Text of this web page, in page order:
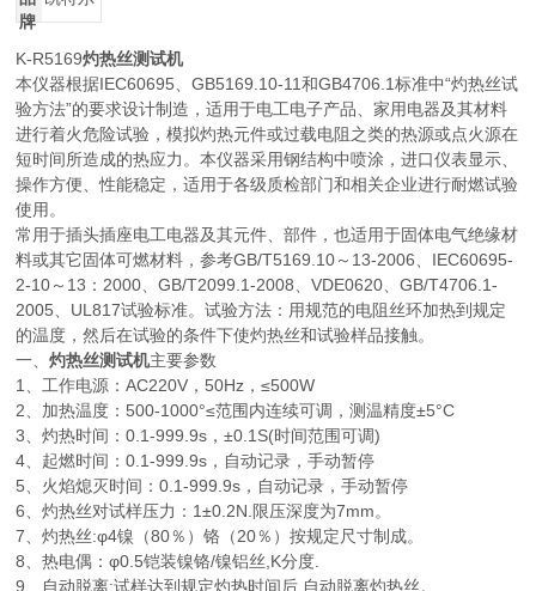
牌
K-R5169灼热丝测试机
本仪器根据IEC60695、GB5169.10-11和GB4706.1标准中“灼热丝试
验方法”的要求设计制造，适用于电工电子产品、家用电器及其材料
进行着火危险试验，模拟灼热元件或过载电阻之类的热源或点火源在
短时间所造成的热应力。本仪器采用钢结构中喷涂，进口仪表显示、
操作方便、性能稳定，适用于各级质检部门和相关企业进行耐燃试验
使用。
常用于插头插座电工电器及其元件、部件，也适用于固体电气绝缘材
料或其它固体可燃材料，参考GB/T5169.10～13-2006、IEC60695-
2-10～13：2000、GB/T2099.1-2008、VDE0620、GB/T4706.1-
2005、UL817试验标准。试验方法：用规范的电阻丝环加热到规定
的温度，然后在试验的条件下使灼热丝和试验样品接触。
一、灼热丝测试机主要参数
1、工作电源：AC220V，50Hz，≤500W
2、加热温度：500-1000°≤范围内连续可调，测温精度±5°C
3、灼热时间：0.1-999.9s，±0.1S(时间范围可调)
4、起燃时间：0.1-999.9s，自动记录，手动暂停
5、火焰熄灭时间：0.1-999.9s，自动记录，手动暂停
6、灼热丝对试样压力：1±0.2N.限压深度为7mm。
7、灼热丝:φ4镍（80％）铬（20％）按规定尺寸制成。
8、热电偶：φ0.5铠装镍铬/镍铝丝,K分度.
9、自动脱离:试样达到规定灼热时间后,自动脱离灼热丝。